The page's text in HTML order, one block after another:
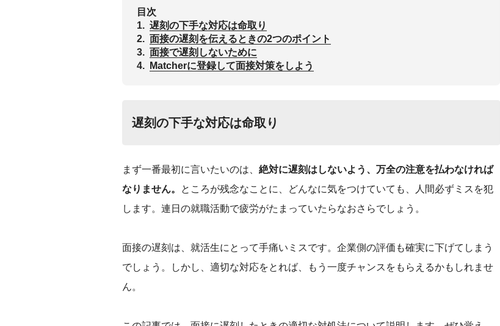
目次
1. 遅刻の下手な対応は命取り
2. 面接の遅刻を伝えるときの2つのポイント
3. 面接で遅刻しないために
4.
Matcherに登録して面接対策をしよう
遅刻の下手な対応は命取り
まず一番最初に言いたいのは、 絶対に遅刻はしないよう、万全の注意を払わなければ
なりません。
ところが残念なことに、どんなに気をつけていても、人間必ずミスを犯
します。連日の就職活動で疲労がたまっていたらなおさらでしょう。
面接の遅刻は、就活生にとって手痛いミスです。企業側の評価も確実に下げてしまう
でしょう。しかし、適切な対応をとれば、もう一度チャンスをもらえるかもしれませ
ん。